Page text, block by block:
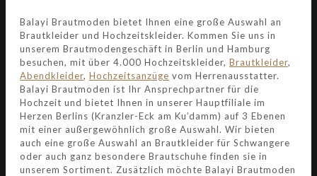
Balayi Brautmoden bietet Ihnen eine große Auswahl an
Brautkleider und Hochzeitskleider. Kommen Sie uns in
unserem Brautmodengeschäft in Berlin und Hamburg
besuchen, mit über 4.000 Hochzeitskleider, Brautkleider,
Abendkleider, Hochzeitsanzüge vom Herrenausstatter.
Balayi Brautmoden ist Ihr Ansprechpartner für die
Hochzeit und bietet Ihnen in unserer Hauptfiliale im
Herzen Berlins (Kranzler-Eck am Ku’damm) auf 3 Ebenen
mit einer außergewöhnlich große Auswahl. Wir bieten
auch eine große Auswahl an Brautkleider für Schwangere
oder auch ganz besondere Brautschuhe finden sie in
unserem Sortiment. Zusätzlich möchte Balayi Brautmoden